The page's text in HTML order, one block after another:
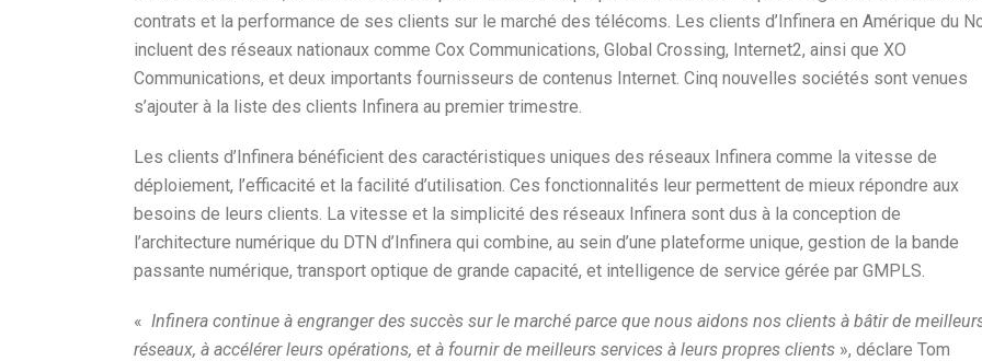
contrats et la performance de ses clients sur le marché des télécoms. Les clients d’Infinera en Amérique du
incluent des réseaux nationaux comme Cox Communications, Global Crossing, Internet2, ainsi que XO
Communications, et deux importants fournisseurs de contenus Internet. Cinq nouvelles sociétés sont venues
s’ajouter à la liste des clients Infinera au premier trimestre.
Les clients d’Infinera bénéficient des caractéristiques uniques des réseaux Infinera comme la vitesse de
déploiement, l’efficacité et la facilité d’utilisation. Ces fonctionnalités leur permettent de mieux répondre aux
besoins de leurs clients. La vitesse et la simplicité des réseaux Infinera sont dus à la conception de
l’architecture numérique du DTN d’Infinera qui combine, au sein d’une plateforme unique, gestion de la bande
passante numérique, transport optique de grande capacité, et intelligence de service gérée par GMPLS.
« Infinera continue à engranger des succès sur le marché parce que nous aidons nos clients à bâtir de
réseaux, à accélérer leurs opérations, et à fournir de meilleurs services à leurs propres clients », déclare Tom